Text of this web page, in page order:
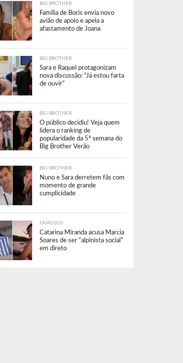
BIG BROTHER
Família de Boris envia novo
avião de apoio e apela a
afastamento de Joana
BIG BROTHER
Sara e Raquel protagonizam
nova discussão: “Já estou farta
de ouvir”
BIG BROTHER
O público decidiu! Veja quem
lidera o ranking de
popularidade da 5ª semana do
Big Brother Verão
BIG BROTHER
Nuno e Sara derretem fãs com
momento de grande
cumplicidade
FAMOSOS
Catarina Miranda acusa Marcia
Soares de ser “alpinista social”
em direto